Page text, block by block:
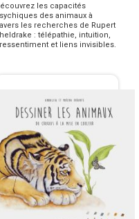
les capacités
des animaux à
les recherches de Rupert
: télépathie, intuition,
et liens invisibles.